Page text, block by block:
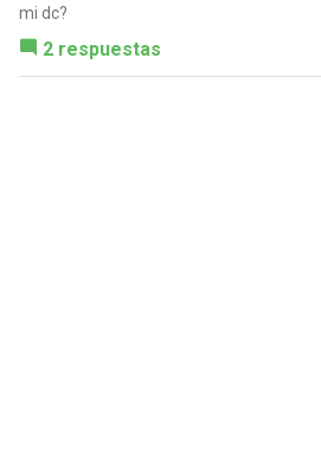
mi dc?
2 respuestas